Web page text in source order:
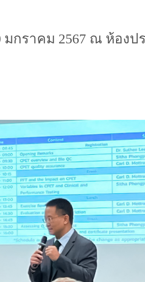
กราคม 2567 ณ ห้องป